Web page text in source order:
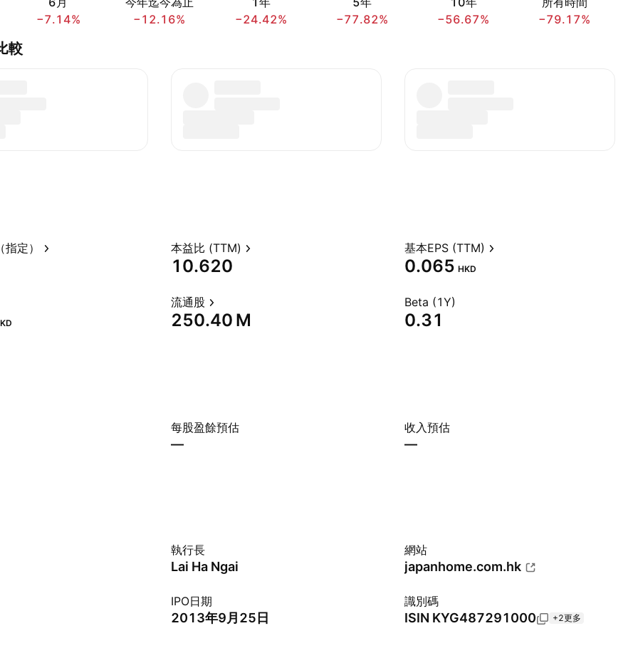
−7.14%
−12.16%
−24.42%
−77.82%
−56.67%
−79.17%
較
定） 本益比 (TTM)
10.620
基本EPS (TTM)
0.065 HKD
流通股
‪250.40 M‬
Beta (1Y)
0.31
每股盈餘預估
—
收入預估
—
執行長
Lai Ha Ngai
網站
japanhome.com.hk
IPO日期
2013年9月25日
識別碼
ISIN KYG487291000 +2更多